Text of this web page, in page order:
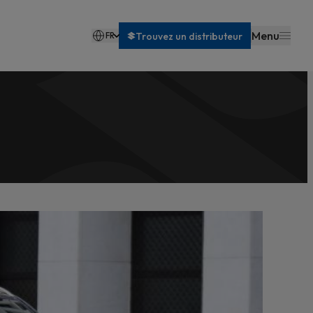
FR Trouvez un distributeur Menu